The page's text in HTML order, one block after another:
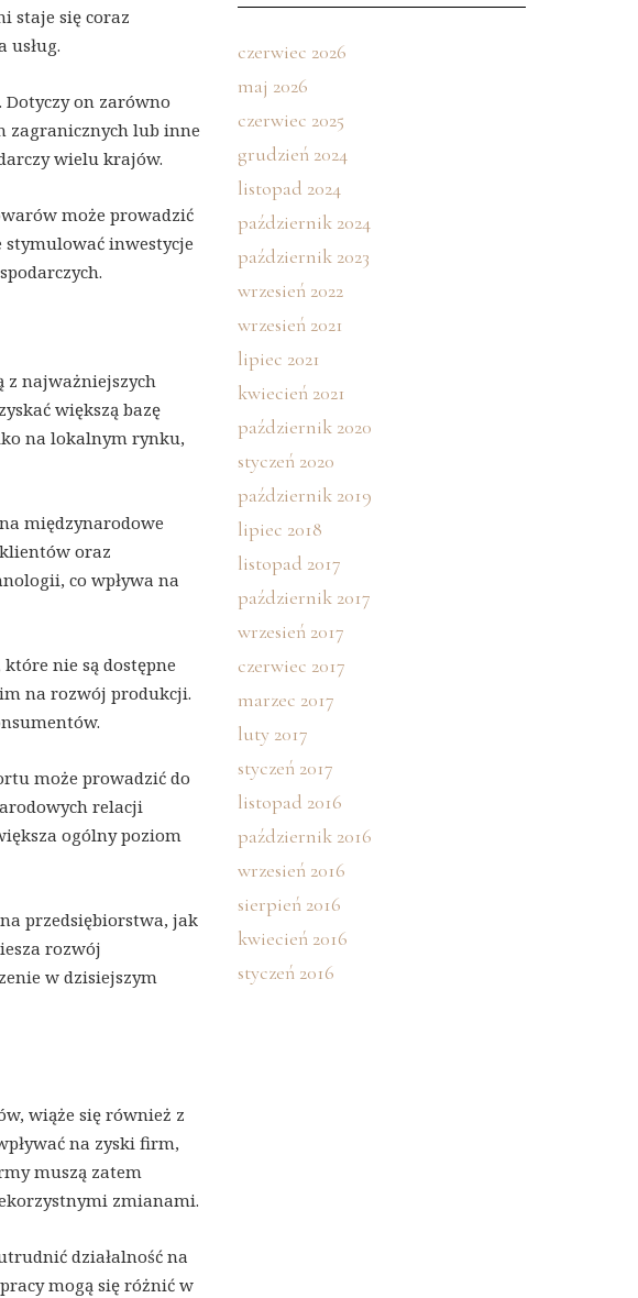
staje się coraz
usług.
on zarówno
zagranicznych lub inne
wielu krajów.
może prowadzić
stymulować inwestycje
z najważniejszych
większą bazę
na lokalnym rynku,
międzynarodowe
oraz
co wpływa na
nie są dostępne
na rozwój produkcji.
może prowadzić do
relacji
ogólny poziom
przedsiębiorstwa, jak
rozwój
w dzisiejszym
wiąże się również z
na zyski firm,
muszą zatem
zmianami.
działalność na
mogą się różnić w
czerwiec 2026
maj 2026
czerwiec 2025
grudzień 2024
listopad 2024
październik 2024
październik 2023
wrzesień 2022
wrzesień 2021
lipiec 2021
kwiecień 2021
październik 2020
styczeń 2020
październik 2019
lipiec 2018
listopad 2017
październik 2017
wrzesień 2017
czerwiec 2017
marzec 2017
luty 2017
styczeń 2017
listopad 2016
październik 2016
wrzesień 2016
sierpień 2016
kwiecień 2016
styczeń 2016